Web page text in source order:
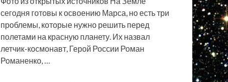
сегодня готовы к освоению Марса, но есть три
проблемы, которые нужно решить перед
полетами на красную планету. Их назвал
летчик-космонавт, Герой России Роман
Романенко, …